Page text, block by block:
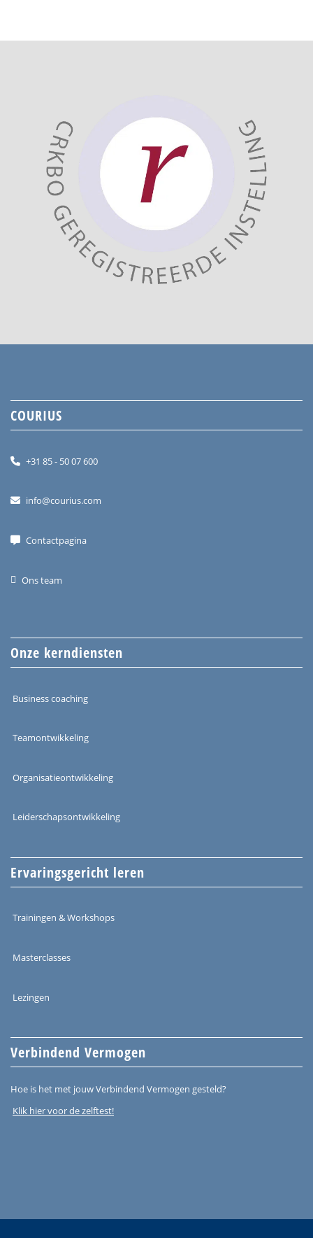
COURIUS
+31 85 - 50 07 600
info@courius.com
Contactpagina
Ons team
Onze kerndiensten
Business coaching
Teamontwikkeling
Organisatieontwikkeling
Leiderschapsontwikkeling
Ervaringsgericht leren
Trainingen & Workshops
Masterclasses
Lezingen
Verbindend Vermogen
Hoe is het met jouw Verbindend Vermogen gesteld?
Klik hier voor de zelftest!